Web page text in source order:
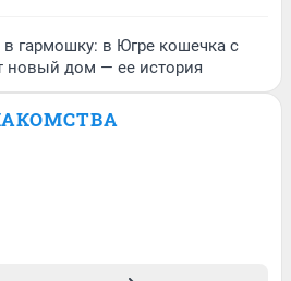
гармошку: в Югре кошечка с
новый дом — ее история